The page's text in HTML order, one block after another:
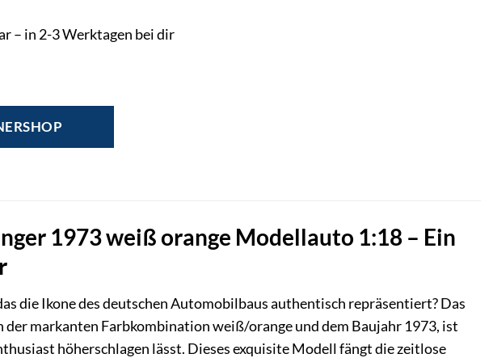
– in 2-3 Werktagen bei dir
1973 weiß orange Modellauto 1:18 – Ein
die Ikone des deutschen Automobilbaus authentisch repräsentiert? Das
markanten Farbkombination weiß/orange und dem Baujahr 1973, ist
höherschlagen lässt. Dieses exquisite Modell fängt die zeitlose